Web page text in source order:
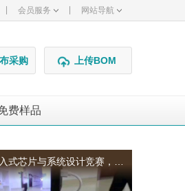
会员服务 网站导航
采购 上传BOM
费样品